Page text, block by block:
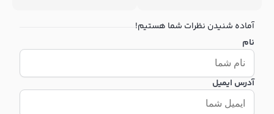
آماده شنیدن نظرات شما هستیم!
نام
آدرس ایمیل